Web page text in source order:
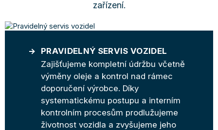
zařízení.
PRAVIDELNÝ SERVIS VOZIDEL
Zajišťujeme kompletní údržbu včetně
výměny oleje a kontrol nad rámec
doporučení výrobce. Díky
systematickému postupu a interním
kontrolním procesům prodlužujeme
životnost vozidla a zvyšujeme jeho